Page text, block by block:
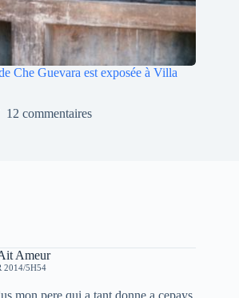
Che Guevara est exposée à Villa
12 commentaires
Ameur
2014/5H54